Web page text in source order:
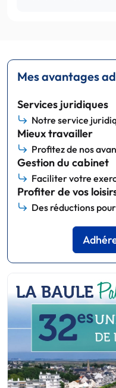
Mes avantages
Services juridiques
Notre service
Mieux travailler
Profitez de nos
Gestion du cabinet
Faciliter votre
Profiter de vos
Des réductions